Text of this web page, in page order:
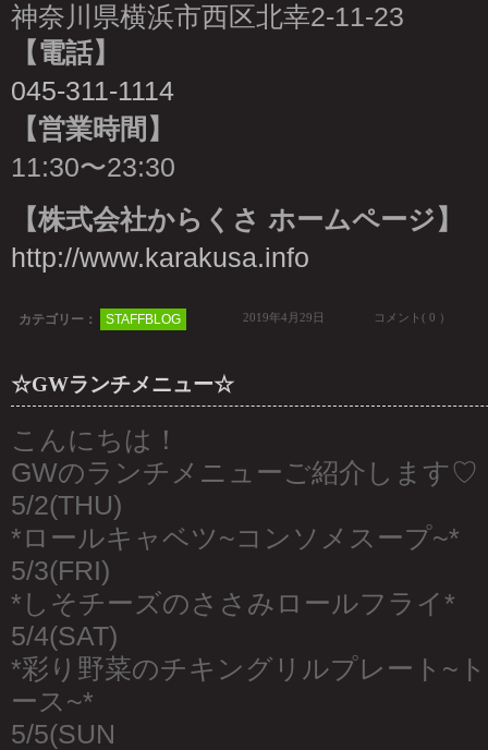
神奈川県横浜市西区北幸2-11-23
【電話】
045-311-1114
【営業時間】
11:30〜23:30
【株式会社からくさ ホームページ】
http://www.karakusa.info
カテゴリー： STAFFBLOG 2019年4月29日 コメント( 0 ）
☆GWランチメニュー☆
こんにちは！
GWのランチメニューご紹介します♡
5/2(THU)
*ロールキャベツ~コンソメスープ~*
5/3(FRI)
*しそチーズのささみロールフライ*
5/4(SAT)
*彩り野菜のチキングリルプレート~
ース~*
5/5(SUN